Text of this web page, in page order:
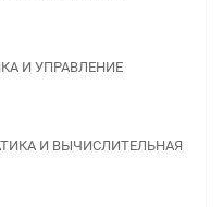
И УПРАВЛЕНИЕ
И ВЫЧИСЛИТЕЛЬНАЯ